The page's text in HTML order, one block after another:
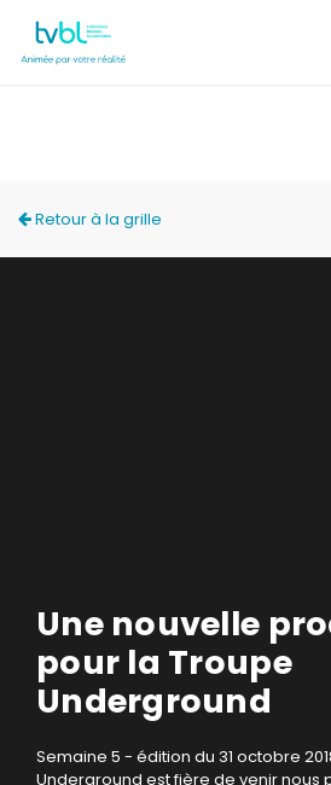
Retour à la grille
Une nouvelle
pour la Troupe
Underground
Semaine 5 - édition du 31 octobre
Underground est fière de venir nous